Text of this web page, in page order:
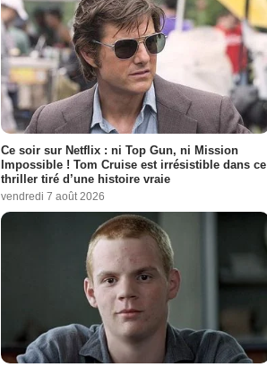
Ce soir sur Netflix : ni Top Gun, ni Mission
Impossible ! Tom Cruise est irrésistible dans ce
thriller tiré d’une histoire vraie
vendredi 7 août 2026